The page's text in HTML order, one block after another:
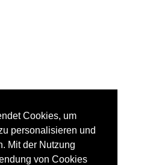
Cookies, um
personalisieren und
Mit der Nutzung
von Cookies